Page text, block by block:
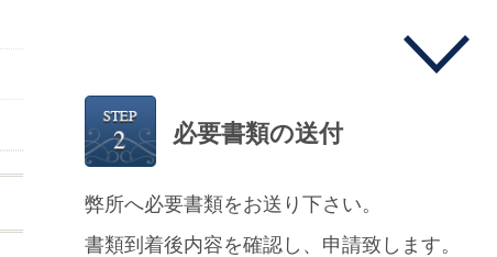
必要書類の送付
弊所へ必要書類をお送り下さい。
書類到着後内容を確認し、申請致します。